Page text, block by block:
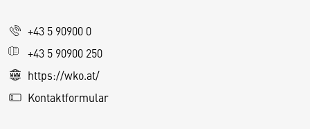
+43 5 90900 0
+43 5 90900 250
https://wko.at/
Kontaktformular
s
e
S
e